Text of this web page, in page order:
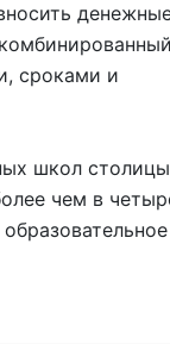
сроками и
школ столицы
чем в